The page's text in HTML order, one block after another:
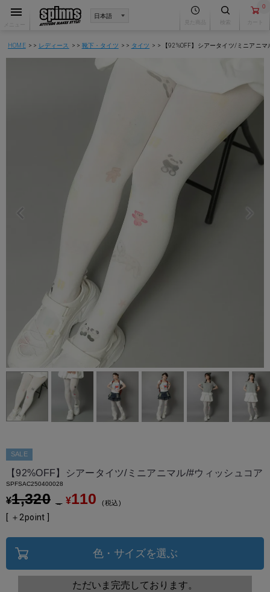
0
HOME レディース 靴下・タイツ タイツ 【92%OFF】シアータイツ/ミニアニ
SALE
【92%OFF】シアータイツ/ミニアニマル/#ウィッシュコア
SPFSAC250400028
¥1,320 → ¥110 税込
[ ＋ 2point ]
色・サイズを選ぶ
ただいま完売しております。